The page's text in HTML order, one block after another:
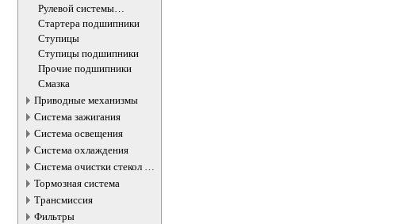
Рулевой системы
подшипники
Стартера подшипники
Ступицы
Ступицы подшипники
Прочие подшипники
Смазка
Приводные механизмы
Система зажигания
Система освещения
Система охлаждения
Система очистки стекол и
фар
Тормозная система
Трансмиссия
Фильтры